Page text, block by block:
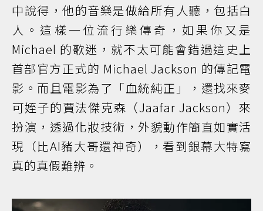
中說得，他的音樂是做給所有人聽，包括白
人。這樣一位流行樂傳奇，如果你又是
Michael 的歌迷，就不太可能會錯過這史上
首部官方正式的 Michael Jackson 的傳記電
影。而且電影為了「血統純正」，還找來麥
可姪子的賈法傑克森（Jaafar Jackson）來
扮演，透過化妝技術，外貌動作簡直如實活
現（比AI豬大哥還神奇），看到銀幕大特寫
真的真假難辨。